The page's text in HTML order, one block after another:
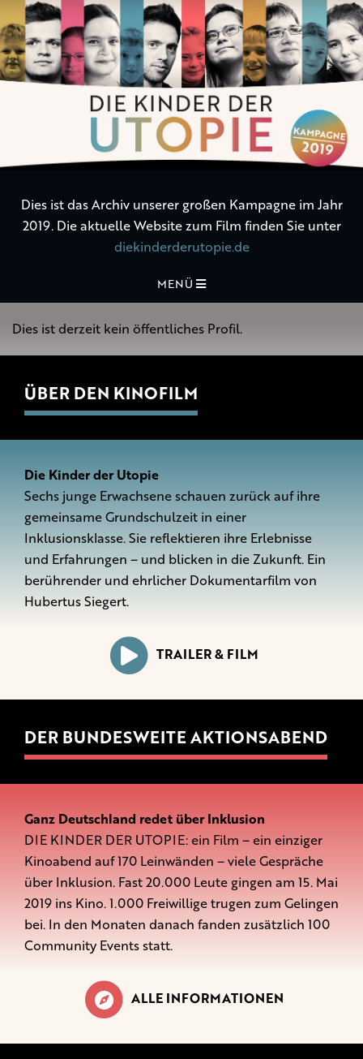
Die
Kinder
der
Dies ist das Archiv unserer großen Kampagne im Jahr
2019. Die aktuelle Website zum Film finden Sie unter
diekinderderutopie.de
MENÜ
Dies ist derzeit kein öffentliches Profil.
ÜBER DEN KINOFILM
Die Kinder der Utopie
Sechs junge Erwachsene schauen zurück auf ihre
gemeinsame Grundschulzeit in einer
Inklusionsklasse. Sie reflektieren ihre Erlebnisse
und Erfahrungen – und blicken in die Zukunft. Ein
berührender und ehrlicher Dokumentarfilm von
Hubertus Siegert.
TRAILER & FILM
DER BUNDESWEITE AKTIONSABEND
Ganz Deutschland redet über Inklusion
DIE KINDER DER UTOPIE: ein Film – ein einziger
Kinoabend auf 170 Leinwänden – viele Gespräche
über Inklusion. Fast 20.000 Leute gingen am 15. Mai
2019 ins Kino. 1.000 Freiwillige trugen zum Gelingen
bei. In den Monaten danach fanden zusätzlich 100
Community Events statt.
ALLE INFORMATIONEN